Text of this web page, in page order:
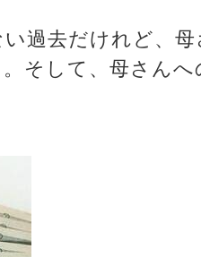
過去だけれど、
そして、母さんへ